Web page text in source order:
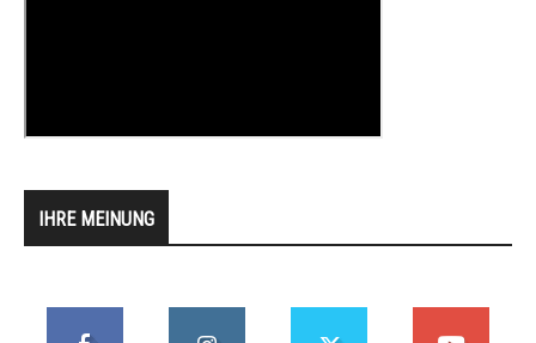
IHRE MEINUNG